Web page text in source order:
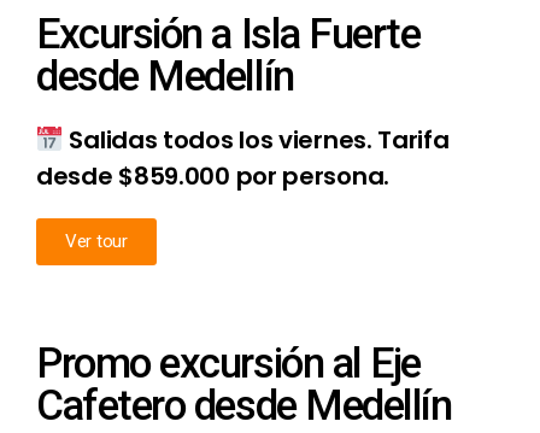
Excursión a Isla Fuerte
desde Medellín
Salidas todos los viernes. Tarifa
desde $859.000 por persona.
Ver tour
Promo excursión al Eje
Cafetero desde Medellín